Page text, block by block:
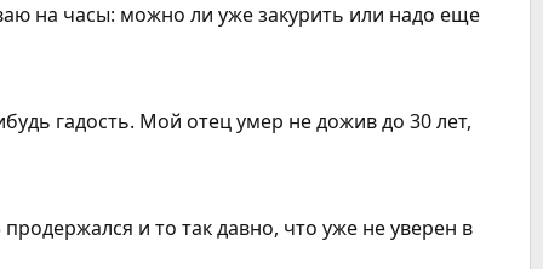
на часы: можно ли уже закурить или надо еще
гадость. Мой отец умер не дожив до 30 лет,
и то так давно, что уже не уверен в